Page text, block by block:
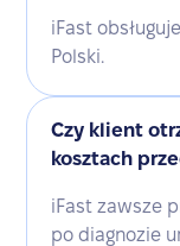
iFast
Polski.
Czy klient
kosztach
iFast zawsze
po diagnozie